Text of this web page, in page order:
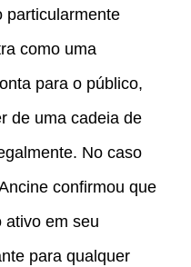
particularmente
como uma
para o público,
de uma cadeia de
No caso
confirmou que
ativo em seu
para qualquer